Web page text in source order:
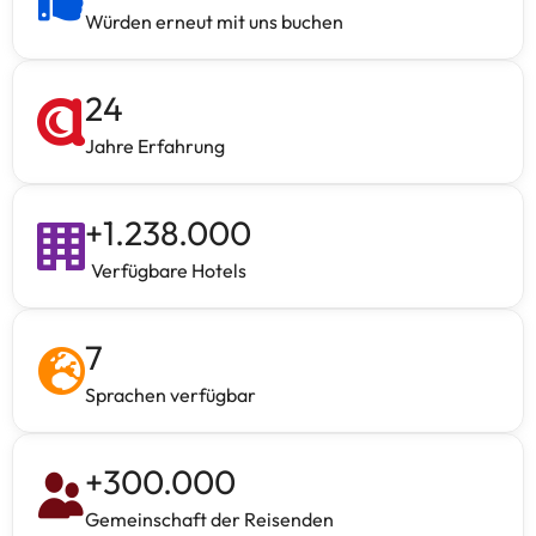
Würden erneut mit uns buchen
24
Jahre Erfahrung
+1.238.000
Verfügbare Hotels
7
Sprachen verfügbar
+300.000
Gemeinschaft der Reisenden